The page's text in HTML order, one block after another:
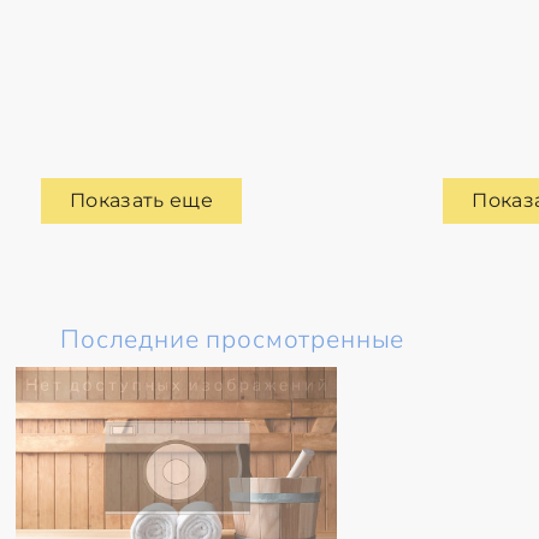
Показать еще
Последние просмотренные